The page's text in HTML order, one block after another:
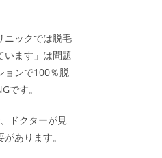
ニックでは脱毛
います」は問題
ョンで100％脱
です。
ドクターが見
あります。